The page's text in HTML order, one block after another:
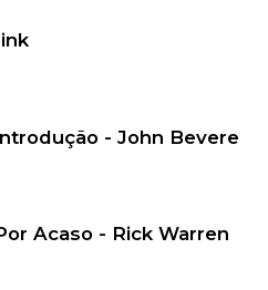
- John Bevere
Acaso - Rick Warren